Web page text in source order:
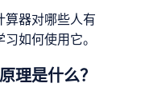
算器对哪些人有
如何使用它。
理是什么？